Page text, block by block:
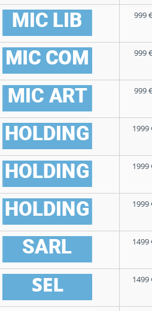
999
999
999
1999
1999
1999
1499
1499